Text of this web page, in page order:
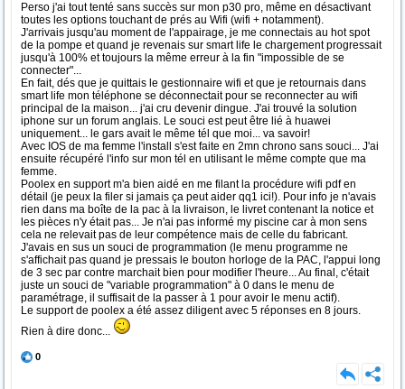
Perso j'ai tout tenté sans succès sur mon p30 pro, même en désactivant
toutes les options touchant de prés au Wifi (wifi + notamment).
J'arrivais jusqu'au moment de l'appairage, je me connectais au hot spot
de la pompe et quand je revenais sur smart life le chargement progressait
jusqu'à 100% et toujours la même erreur à la fin "impossible de se
connecter"...
En fait, dés que je quittais le gestionnaire wifi et que je retournais dans
smart life mon téléphone se déconnectait pour se reconnecter au wifi
principal de la maison... j'ai cru devenir dingue. J'ai trouvé la solution
iphone sur un forum anglais. Le souci est peut être lié à huawei
uniquement... le gars avait le même tél que moi... va savoir!
Avec IOS de ma femme l'install s'est faite en 2mn chrono sans souci... J'ai
ensuite récupéré l'info sur mon tél en utilisant le même compte que ma
femme.
Poolex en support m'a bien aidé en me filant la procédure wifi pdf en
détail (je peux la filer si jamais ça peut aider qq1 ici!). Pour info je n'avais
rien dans ma boîte de la pac à la livraison, le livret contenant la notice et
les pièces n'y était pas... Je n'ai pas informé my piscine car à mon sens
cela ne relevait pas de leur compétence mais de celle du fabricant.
J'avais en sus un souci de programmation (le menu programme ne
s'affichait pas quand je pressais le bouton horloge de la PAC, l'appui long
de 3 sec par contre marchait bien pour modifier l'heure... Au final, c'était
juste un souci de "variable programmation" à 0 dans le menu de
paramétrage, il suffisait de la passer à 1 pour avoir le menu actif).
Le support de poolex a été assez diligent avec 5 réponses en 8 jours.
Rien à dire donc...
0